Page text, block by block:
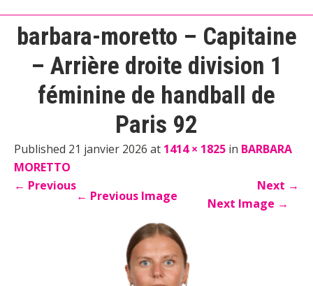
barbara-moretto – Capitaine
– Arrière droite division 1
féminine de handball de
Paris 92
Published 21 janvier 2026 at 1414 × 1825 in BARBARA
MORETTO
← Previous Next →
← Previous Image Next Image →